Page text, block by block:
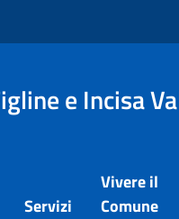
e Incisa
Servizi
Vivere il
Comune